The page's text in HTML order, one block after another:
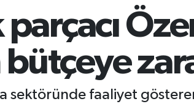
bütçeye
sektöründe faaliyet